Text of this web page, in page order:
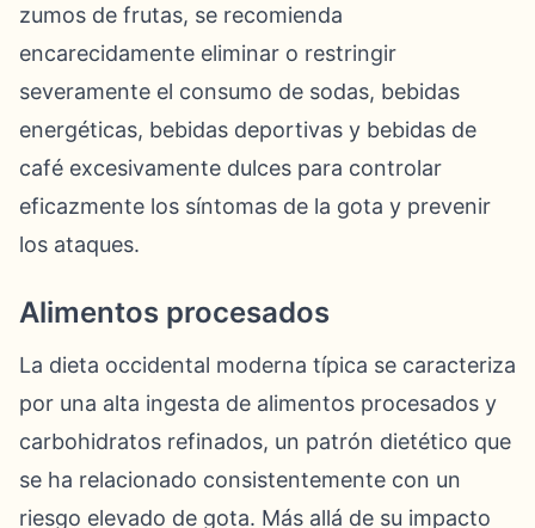
zumos de frutas, se recomienda
encarecidamente eliminar o restringir
severamente el consumo de sodas, bebidas
energéticas, bebidas deportivas y bebidas de
café excesivamente dulces para controlar
eficazmente los síntomas de la gota y prevenir
los ataques.
Alimentos procesados
La dieta occidental moderna típica se caracteriza
por una alta ingesta de alimentos procesados y
carbohidratos refinados, un patrón dietético que
se ha relacionado consistentemente con un
riesgo elevado de gota. Más allá de su impacto